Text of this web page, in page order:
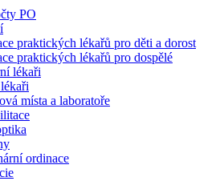
PO
praktických lékařů pro děti a dorost
praktických lékařů pro dospělé
lékaři
místa a laboratoře
ordinace